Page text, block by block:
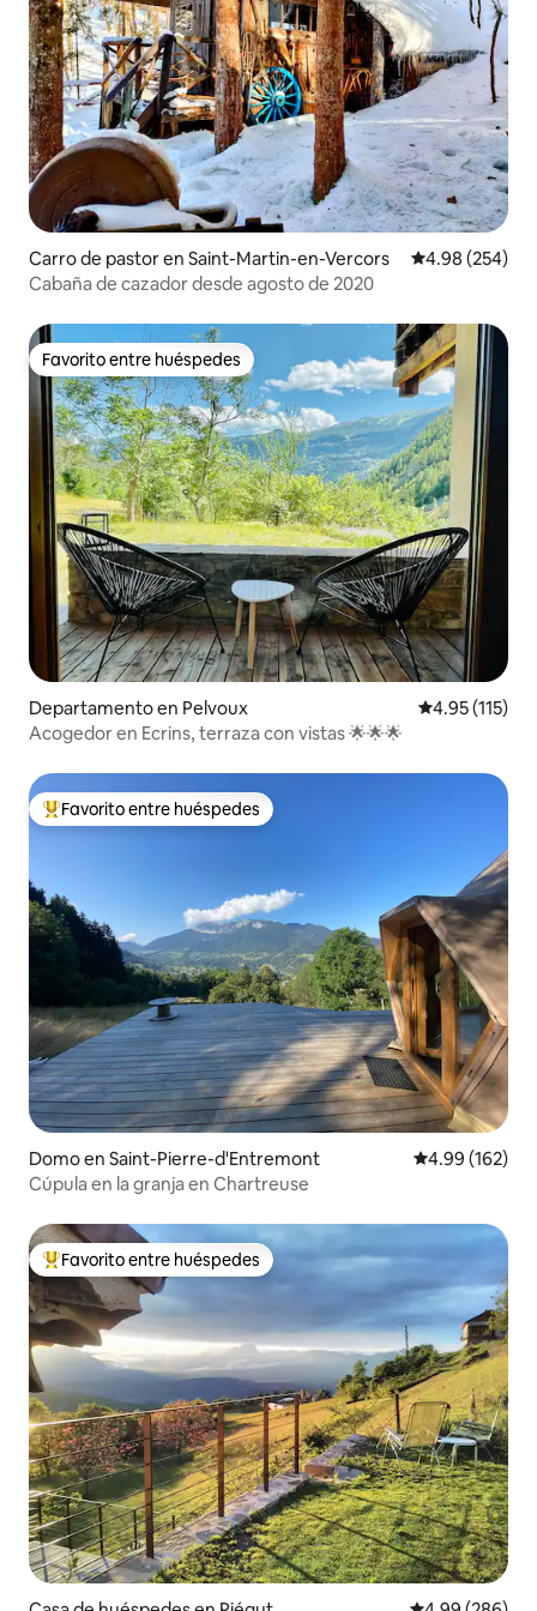
Carro de pastor en Saint-Martin-en-Vercors Calificación
4.98 (254)
Cabaña de cazador desde agosto de 2020
Favorito entre huéspedes
Favorito entre huéspedes
Departamento en Pelvoux Calificación
4.95 (115)
Acogedor en Ecrins, terraza con vistas 🌟🌟🌟
De los mejores en Favorito entre huéspedes
Favorito entre huéspedes
Domo en Saint-Pierre-d'Entremont Calificación
4.99 (162)
Cúpula en la granja en Chartreuse
De los mejores en Favorito entre huéspedes
Favorito entre huéspedes